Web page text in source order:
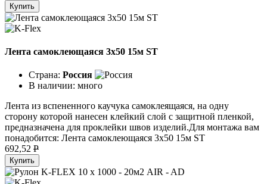
Купить
Лента самоклеющаяся 3x50 15м ST
Страна: Россия
В наличии: много
Лента из вспененного каучука самоклеящаяся, на одну
сторону которой нанесен клейкий слой с защитной пленкой,
предназначена для проклейки швов изделий.Для монтажа вам
понадобится: Лента самоклеющаяся 3х50 15м ST
692,52 P
Купить